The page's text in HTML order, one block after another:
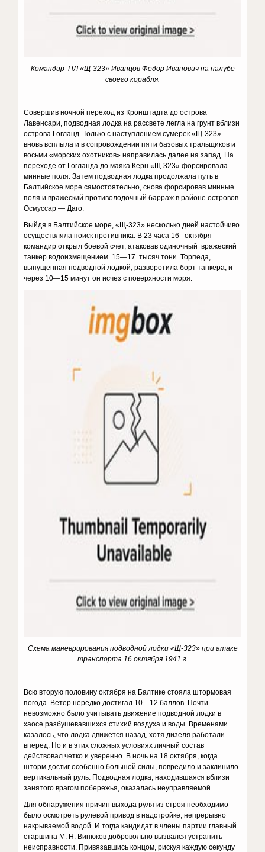
Командир ПЛ «Щ-323» Иванцов Федор Иванович на палубе
своего корабля.
Совершив ночной переход из Кронштадта до острова
Лавенсари, подводная лодка на рассвете легла на грунт вблизи
острова Гогланд. Только с наступлением сумерек «Щ-323»
вновь всплыла и в сопровождении пяти базовых тральщиков и
восьми «морских охотников» направилась далее на запад. На
переходе от Гогланда до маяка Керн «Щ-323» форсировала
минные поля. Затем подводная лодка продолжала путь в
Балтийское море самостоятельно, снова форсировав минные
поля и вражеский противолодочный барраж в районе островов
Осмуссар — Даго.
Выйдя в Балтийское море, «Щ-323» несколько дней настойчиво
осуществляла поиск противника. В 23 часа 16 октября
командир открыл боевой счет, атаковав одиночный вражеский
танкер водоизмещением 15—17 тысяч тони. Торпеда,
выпущенная подводной лодкой, разворотила борт танкера, и
через 10—15 минут он исчез с поверхности моря.
Схема маневрирования подводной лодки «Щ-323» при атаке
транспорта 16 октября 1941 г.
Всю вторую половину октября на Балтике стояла штормовая
погода. Ветер нередко достигал 10—12 баллов. Почти
невозможно было учитывать движение подводной лодки в
хаосе разбушевавшихся стихий воздуха и воды. Временами
казалось, что лодка движется назад, хотя дизеля работали
вперед. Но и в этих сложных условиях личный состав
действовал четко и уверенно. В ночь на 18 октября, когда
шторм достиг особенно большой силы, повредило и заклинило
вертикальный руль. Подводная лодка, находившаяся вблизи
занятого врагом побережья, оказалась неуправляемой.
Для обнаружения причин выхода руля из строя необходимо
было осмотреть рулевой привод в надстройке, непрерывно
накрываемой водой. И тогда кандидат в члены партии главный
старшина М. Н. Винюков добровольно вызвался устранить
неисправности. Привязавшись концом, рискуя каждую секунду